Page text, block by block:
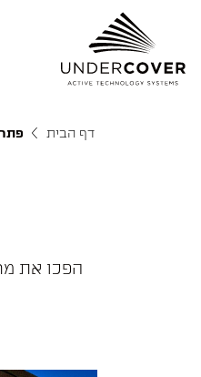
דף הבית
הפכו את
פרגולות חשמליות
סוגי הפרגולות החשמליות